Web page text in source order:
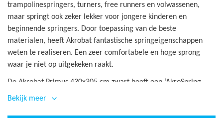
trampolinespringers, turners, free runners en volwassenen,
maar springt ook zeker lekker voor jongere kinderen en
beginnende springers. Door toepassing van de beste
materialen, heeft Akrobat fantastische springeigenschappen
weten te realiseren. Een zeer comfortabele en hoge sprong
waar je niet op uitgekeken raakt.
De Akrobat Primus 430x305 cm zwart heeft een ‘AkroSpring
Pro’ veersysteem met 104 veren en een veerlengte van 21,5
Bekijk meer